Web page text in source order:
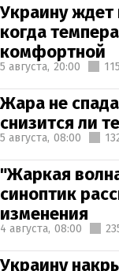
Украину
когда
комфортной
5 августа, 20:00
Жара не
снизится ли
5 августа, 08:00
"Жаркая
синоптик
изменения
4 августа, 08:00
Украину